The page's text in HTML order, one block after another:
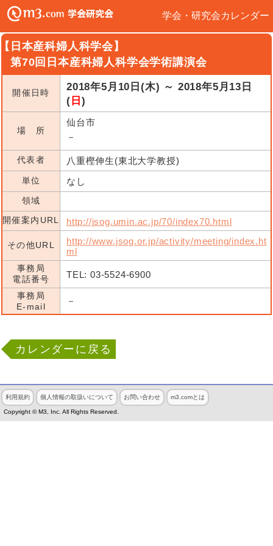
学会・研究会カレンダー
日本産科婦人科学会】
第70回日本産科婦人科学会学術講演会
開催日時
2018年5月10日(木) ～ 2018年5月13日
( 日 )
場 所
仙台市
－
代表者 八重樫伸生(東北大学教授)
単位 なし
領域
開催案内URL
http://jsog.umin.ac.jp/70/index70.html
その他URL
http://www.jsog.or.jp/activity/meeting/index.ht
ml
事務局
電話番号
TEL: 03-5524-6900
事務局
E-mail
－
カレンダーに戻る
利用規約 個人情報の取扱いについて お問い合わせ m3.comとは
Copyright © M3, Inc. All Rights Reserved.